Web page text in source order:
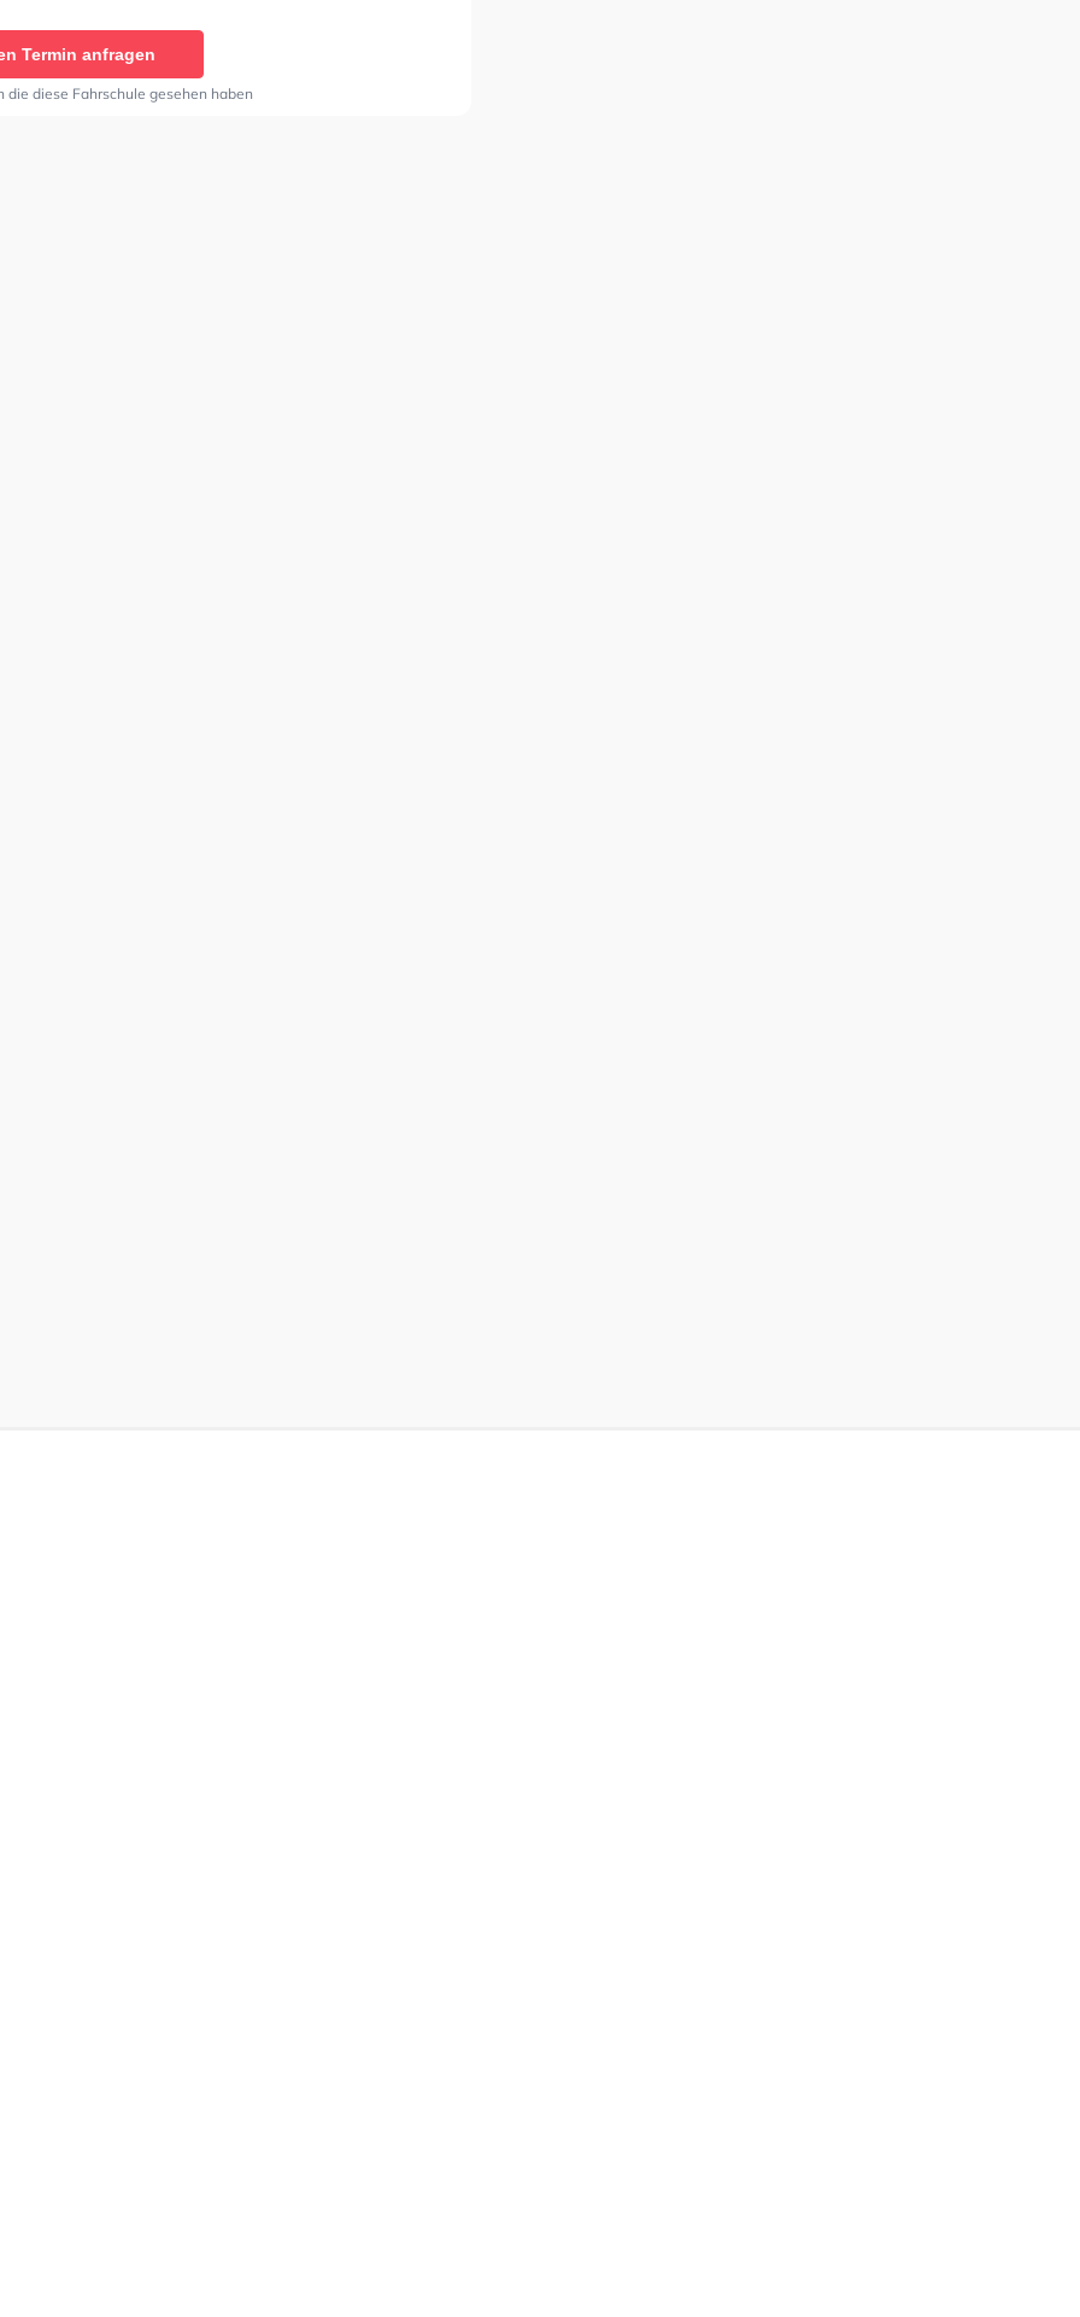
und Mofa - Prüfbescheinigung zu erhalten. In der
Probst Sie können einen Termin online anfragen.
Termin anfragen
die diese Fahrschule gesehen haben